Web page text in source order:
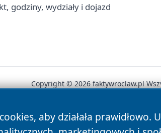
godziny, wydziały i dojazd
aby działała
Copyright © 2026 faktywroclaw.pl
News Autorzy Polityka